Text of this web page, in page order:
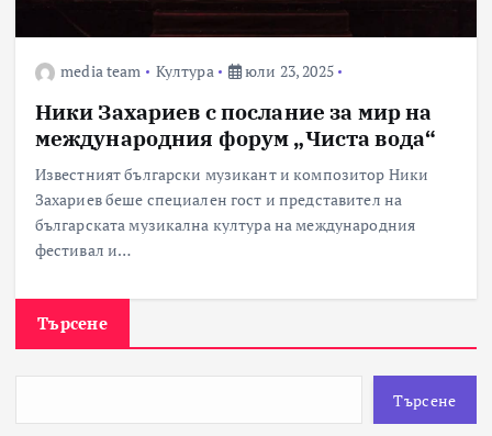
media team Култура юли 23, 2025
Ники Захариев с послание за мир на
международния форум „Чиста вода“
Известният български музикант и композитор Ники
Захариев беше специален гост и представител на
българската музикална култура на международния
фестивал и…
Търсене
Търсене